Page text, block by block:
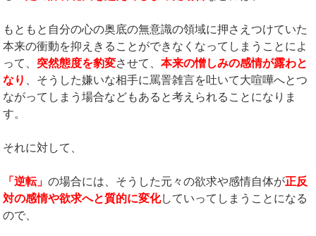
もともと自分の心の奥底の無意識の領域に押さえつけていた
本来の衝動を抑えきることができなくなってしまうことによ
って、 突然態度を豹変させて、本来の憎しみの感情が露わと
なり
、そうした嫌いな相手に罵詈雑言を吐いて大喧嘩へとつ
ながってしまう場合などもあると考えられることになりま
す。
それに対して、
「逆転」の場合には、そうした元々の欲求や感情自体が正反
対の感情や欲求へと質的に変化していってしまうことになる
ので、